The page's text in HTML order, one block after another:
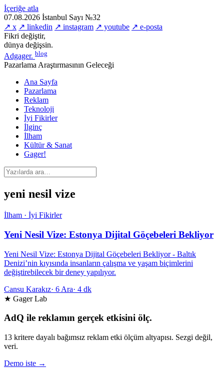
İçeriğe atla
07.08.2026 İstanbul Sayı №32
↗ x ↗ linkedin ↗ instagram ↗ youtube ↗ e-posta
Fikri değiştir,
dünya değişsin.
Adgager. blog
Pazarlama Araştırmasının Geleceği
Ana Sayfa
Pazarlama
Reklam
Teknoloji
İyi Fikirler
İlginç
İlham
Kültür & Sanat
Gager!
yeni nesil vize
İlham · İyi Fikirler
Yeni Nesil Vize: Estonya Dijital Göçebeleri Bekliyor
Yeni Nesil Vize: Estonya Dijital Göçebeleri Bekliyor - Baltık
Denizi’nin kıyısında insanların çalışma ve yaşam biçimlerini
değiştirebilecek bir deney yapılıyor.
Cansu Karakız· 6 Ara· 4 dk
★ Gager Lab
AdQ ile reklamın gerçek etkisini ölç.
13 kritere dayalı bağımsız reklam etki ölçüm altyapısı. Sezgi değil,
veri.
Demo iste →